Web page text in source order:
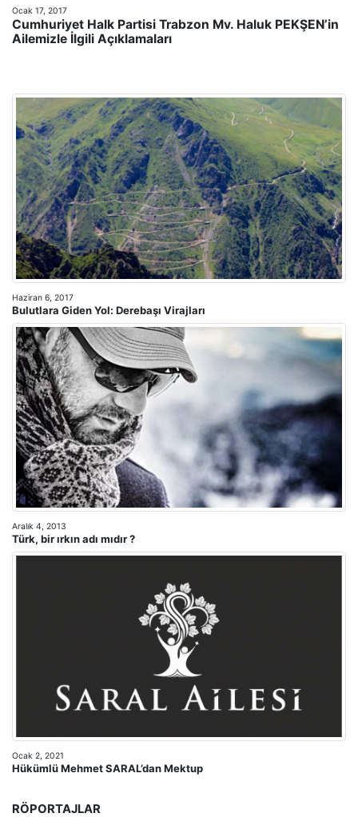
Ocak 17, 2017
Cumhuriyet Halk Partisi Trabzon Mv. Haluk PEKŞEN’in
Ailemizle İlgili Açıklamaları
Haziran 6, 2017
Bulutlara Giden Yol: Derebaşı Virajları
Aralık 4, 2013
Türk, bir ırkın adı mıdır ?
Ocak 2, 2021
Hükümlü Mehmet SARAL’dan Mektup
RÖPORTAJLAR